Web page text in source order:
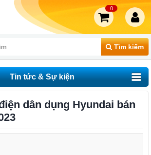
Tìm kiếm
0
Tin tức & Sự kiện
dân dụng Hyundai bán